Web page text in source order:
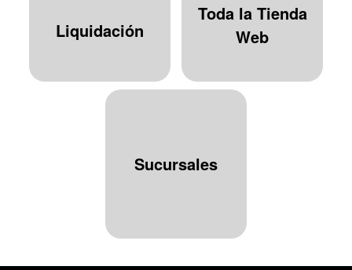
Liquidación
Toda la Tienda
Web
Sucursales